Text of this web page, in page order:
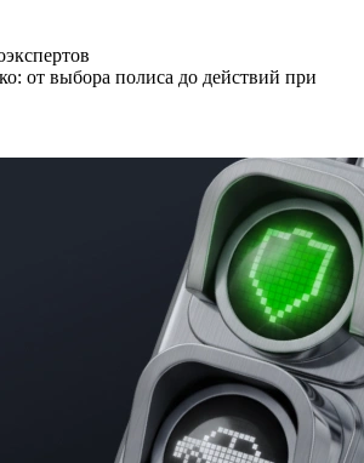
от выбора полиса до действий при